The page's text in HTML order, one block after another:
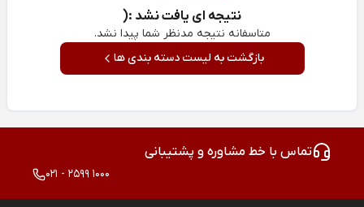
نتیجه ای یافت نشد :(
متاسفانه نتیجه مدنظر شما پیدا نشد.
بازگشت به لیست دسته بندی ها
تماس با خط مشاوره و پشتیبانی
021 - 2599 1000